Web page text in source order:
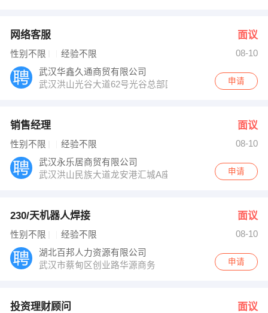
网络客服 面议
性别不限 经验不限
08-10
武汉华鑫久通商贸有限公司
武汉洪山光谷大道62号光谷总部国际九栋1803室申请
销售经理 面议
性别不限 经验不限
08-10
武汉永乐居商贸有限公司
武汉洪山民族大道龙安港汇城A座1306室
申请
230/天机器人焊接 面议
性别不限 经验不限
08-10
湖北百邦人力资源有限公司
武汉市蔡甸区创业路华源商务
申请
投资理财顾问 面议